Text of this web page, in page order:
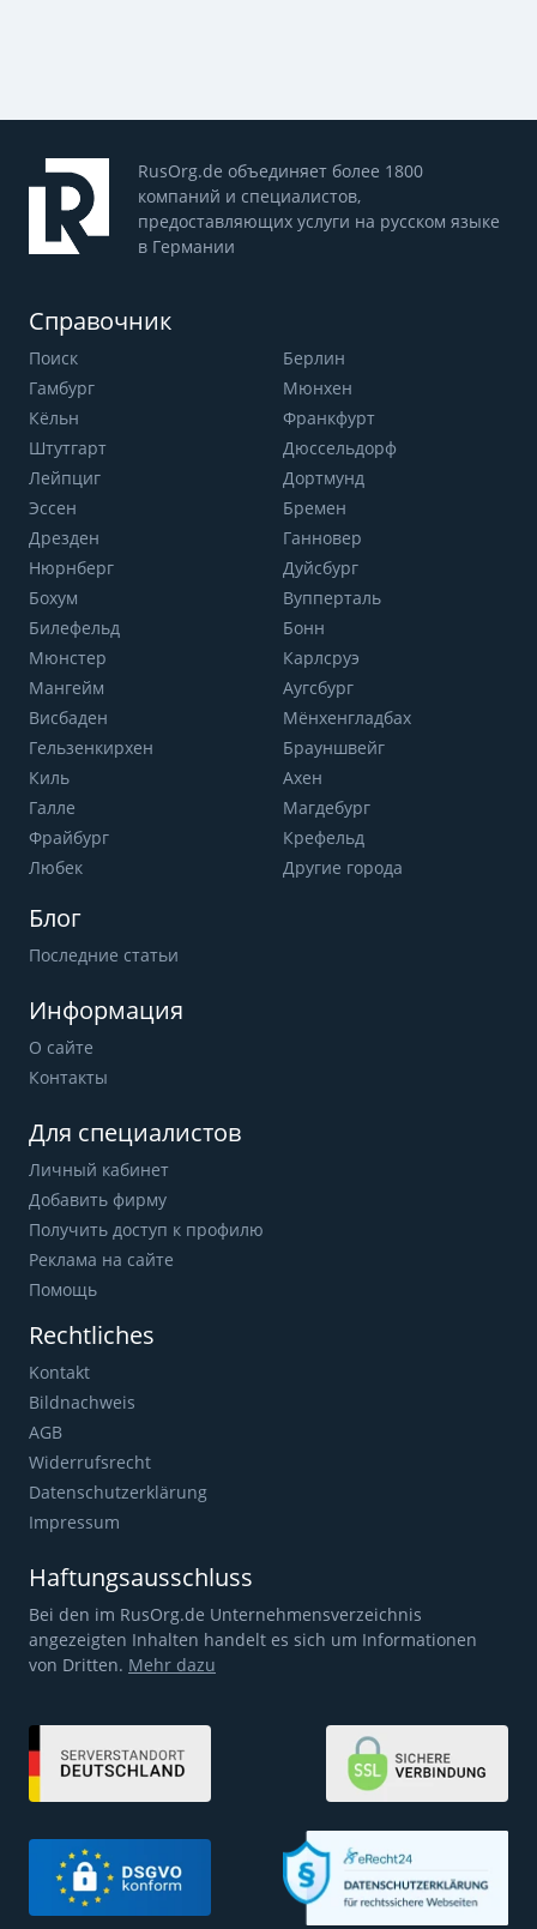
RusOrg.de объединяет более 1800
компаний и специалистов,
предоставляющих услуги на русском языке
в Германии
Справочник
Поиск
Берлин
Гамбург
Мюнхен
Кёльн
Франкфурт
Штутгарт
Дюссельдорф
Лейпциг
Дортмунд
Эссен
Бремен
Дрезден
Ганновер
Нюрнберг
Дуйсбург
Бохум
Вупперталь
Билефельд
Бонн
Мюнстер
Карлсруэ
Мангейм
Аугсбург
Висбаден
Мёнхенгладбах
Гельзенкирхен
Брауншвейг
Киль
Ахен
Галле
Магдебург
Фрайбург
Крефельд
Любек
Другие города
Блог
Последние статьи
Информация
О сайте
Контакты
Для специалистов
Личный кабинет
Добавить фирму
Получить доступ к профилю
Реклама на сайте
Помощь
Rechtliches
Kontakt
Bildnachweis
AGB
Widerrufsrecht
Datenschutzerklärung
Impressum
Haftungsausschluss
Bei den im RusOrg.de Unternehmensverzeichnis
angezeigten Inhalten handelt es sich um Informationen
von Dritten. Mehr dazu